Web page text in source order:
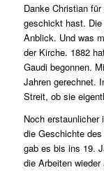
Danke Christian
geschickt hast.
Anblick. Und was
der Kirche. 1882
Gaudi begonnen.
Jahren gerechnet.
Streit, ob sie
Noch erstaunlicher
die Geschichte
gab es bis ins 19.
die Arbeiten